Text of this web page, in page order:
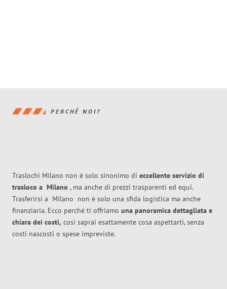
PERCHÉ NOI?
Traslochi Milano non è solo sinonimo di eccellente servizio di
trasloco a Milano , ma anche di prezzi trasparenti ed equi.
Trasferirsi a Milano non è solo una sfida logistica ma anche
finanziaria. Ecco perché ti offriamo una panoramica dettagliata e
chiara dei costi, così saprai esattamente cosa aspettarti, senza
costi nascosti o spese impreviste.